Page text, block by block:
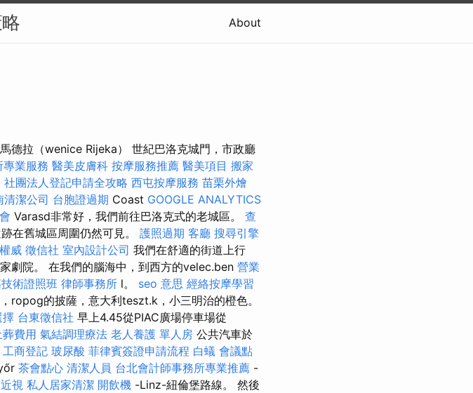
About
馬德拉（wenice Rijeka） 世紀巴洛克城門，市政廳
專業服務 醫美皮膚科 按摩服務推薦 醫美項目 搬家
社團法人登記申請全攻略 西屯按摩服務 苗栗外燴
清潔公司 台胞證過期 Coast GOOGLE ANALYTICS
Varasd非常好，我們前往巴洛克式的老城區。 查
在舊城區周圍仍然可見。 護照過期 客廳 搜尋引擎
威 徵信社 室內設計公司 我們在舒適的街道上行
劇院。 在我們的腦海中，到西方的velec.ben 營業
術證照班 律師事務所 l。 seo 意思 經絡按摩學習
ropog的披薩，意大利teszt.k，小三明治的橙色。
擇 台東徵信社 早上4.45從PIAC廣場停車場從
葬費用 氣結調理療法 老人養護 單人房 公共汽車於
工商登記 玻尿酸 菲律賓簽證申請流程 白蟻 會議點
茶會點心 清潔人員 台北會計師事務所專業推薦 -
近視 私人居家清潔 開飲機 -Linz-紐倫堡路線。 然後